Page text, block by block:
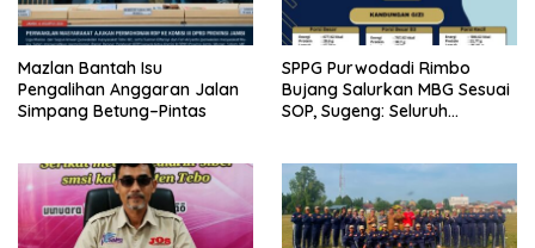
Mazlan Bantah Isu
Pengalihan Anggaran Jalan
Simpang Betung–Pintas
SPPG Purwodadi Rimbo
Bujang Salurkan MBG Sesuai
SOP, Sugeng: Seluruh